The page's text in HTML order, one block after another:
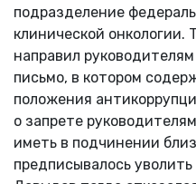
подразделение
клинической онкологии.
направил
письмо, в котором
положения
о запрете
иметь в подчинении
предписывалось